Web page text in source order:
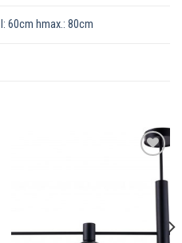
l: 60cm hmax.: 80cm